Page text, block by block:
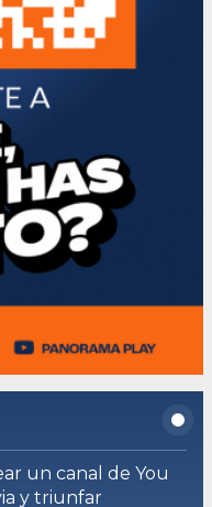
un canal de You
y triunfar